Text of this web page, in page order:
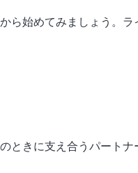
ら始めてみましょう。
ときに支え合うパート